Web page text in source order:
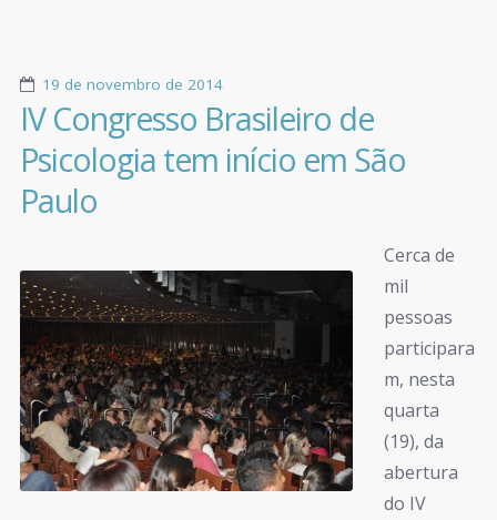
19 de novembro de 2014
IV Congresso Brasileiro de
Psicologia tem início em São
Paulo
Cerca de
mil
pessoas
participara
m, nesta
quarta
(19), da
abertura
do IV